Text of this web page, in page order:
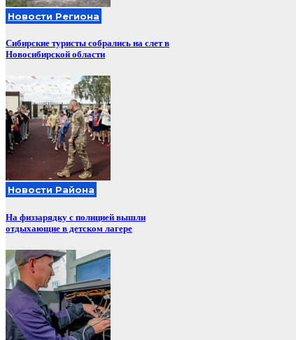
Новости Региона
Сибирские туристы собрались на слет в
Новосибирской области
Новости Района
На физзарядку с полицией вышли
отдыхающие в детском лагере